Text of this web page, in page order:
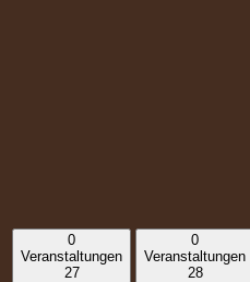
0
Veranstaltungen
27
0
Veranstaltungen
28